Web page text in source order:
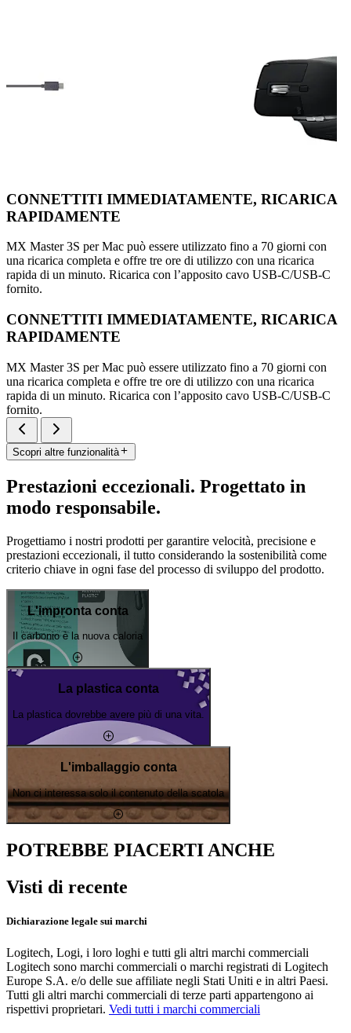
CONNETTITI IMMEDIATAMENTE, RICARICA
RAPIDAMENTE
MX Master 3S per Mac può essere utilizzato fino a 70 giorni con
una ricarica completa e offre tre ore di utilizzo con una ricarica
rapida di un minuto. Ricarica con l’apposito cavo USB-C/USB-C
fornito.
CONNETTITI IMMEDIATAMENTE, RICARICA
RAPIDAMENTE
MX Master 3S per Mac può essere utilizzato fino a 70 giorni con
una ricarica completa e offre tre ore di utilizzo con una ricarica
rapida di un minuto. Ricarica con l’apposito cavo USB-C/USB-C
fornito.
Scopri altre funzionalità
Prestazioni eccezionali. Progettato in
modo responsabile.
Progettiamo i nostri prodotti per garantire velocità, precisione e
prestazioni eccezionali, il tutto considerando la sostenibilità come
criterio chiave in ogni fase del processo di sviluppo del prodotto.
L'impronta conta
Il carbonio è la nuova caloria
La plastica conta
La plastica dovrebbe avere più di una vita.
L'imballaggio conta
Non ci interessa solo il contenuto della scatola
POTREBBE PIACERTI ANCHE
Visti di recente
Dichiarazione legale sui marchi
Logitech, Logi, i loro loghi e tutti gli altri marchi commerciali
Logitech sono marchi commerciali o marchi registrati di Logitech
Europe S.A. e/o delle sue affiliate negli Stati Uniti e in altri Paesi.
Tutti gli altri marchi commerciali di terze parti appartengono ai
rispettivi proprietari. Vedi tutti i marchi commerciali